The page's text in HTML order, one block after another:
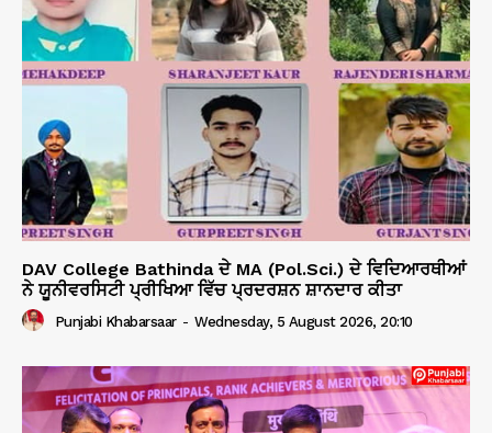
DAV College Bathinda ਦੇ MA (Pol.Sci.) ਦੇ ਵਿਦਿਆਰਥੀਆਂ
ਨੇ ਯੂਨੀਵਰਸਿਟੀ ਪ੍ਰੀਖਿਆ ਵਿੱਚ ਪ੍ਰਦਰਸ਼ਨ ਸ਼ਾਨਦਾਰ ਕੀਤਾ
Punjabi Khabarsaar - Wednesday, 5 August 2026, 20:10